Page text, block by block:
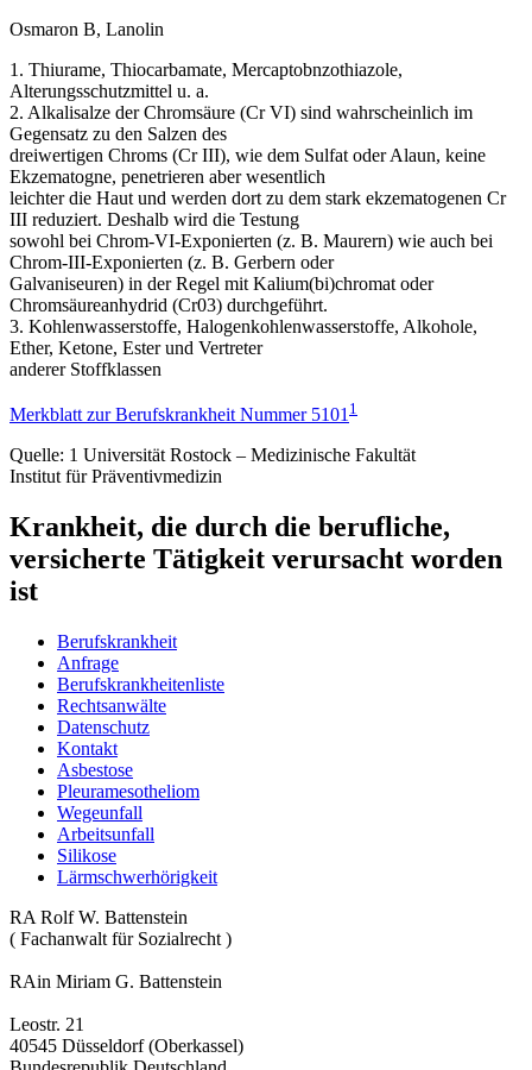
Osmaron B, Lanolin
1. Thiurame, Thiocarbamate, Mercaptobnzothiazole,
Alterungsschutzmittel u. a.
2. Alkalisalze der Chromsäure (Cr VI) sind wahrscheinlich im
Gegensatz zu den Salzen des
dreiwertigen Chroms (Cr III), wie dem Sulfat oder Alaun, keine
Ekzematogne, penetrieren aber wesentlich
leichter die Haut und werden dort zu dem stark ekzematogenen Cr
III reduziert. Deshalb wird die Testung
sowohl bei Chrom-VI-Exponierten (z. B. Maurern) wie auch bei
Chrom-III-Exponierten (z. B. Gerbern oder
Galvaniseuren) in der Regel mit Kalium(bi)chromat oder
Chromsäureanhydrid (Cr03) durchgeführt.
3. Kohlenwasserstoffe, Halogenkohlenwasserstoffe, Alkohole,
Ether, Ketone, Ester und Vertreter
anderer Stoffklassen
Merkblatt zur Berufskrankheit Nummer 5101 1
Quelle: 1 Universität Rostock – Medizinische Fakultät
Institut für Präventivmedizin
Krankheit, die durch die berufliche,
versicherte Tätigkeit verursacht worden
ist
Berufskrankheit
Anfrage
Berufskrankheitenliste
Rechtsanwälte
Datenschutz
Kontakt
Asbestose
Pleuramesotheliom
Wegeunfall
Arbeitsunfall
Silikose
Lärmschwerhörigkeit
RA Rolf W. Battenstein
( Fachanwalt für Sozialrecht )
RAin Miriam G. Battenstein
Leostr. 21
40545 Düsseldorf (Oberkassel)